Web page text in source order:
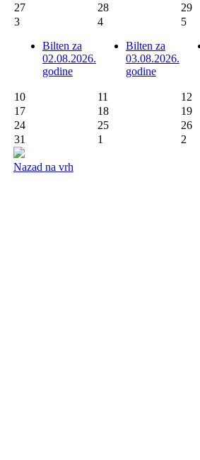
27 28 29
3
Bilten za
02.08.2026.
godine
4
Bilten za
03.08.2026.
godine
5
10 11 12
17
18 19
24
25 26
31
1 2
Nazad na vrh